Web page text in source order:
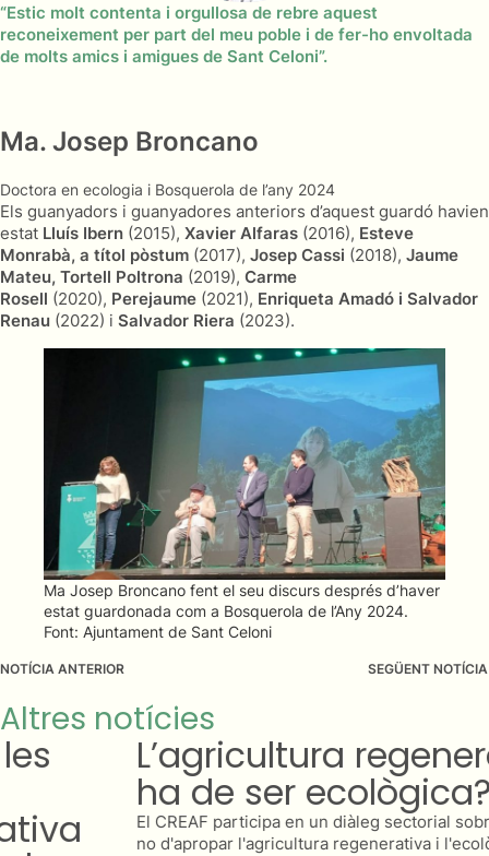
“Estic molt contenta i orgullosa de rebre aquest
reconeixement per part del meu poble i de fer-ho envoltada
de molts amics i amigues de Sant Celoni”.
Ma. Josep Broncano
Doctora en ecologia i Bosquerola de l’any 2024
Els guanyadors i guanyadores anteriors d’aquest guardó havien
estat Lluís Ibern (2015), Xavier Alfaras (2016), Esteve
Monrabà, a títol pòstum (2017), Josep Cassi (2018), Jaume
Mateu, Tortell Poltrona (2019), Carme
Rosell (2020), Perejaume (2021), Enriqueta Amadó i Salvador
Renau (2022) i Salvador Riera (2023).
Ma Josep Broncano fent el seu discurs després d’haver
estat guardonada com a Bosquerola de l’Any 2024.
Font: Ajuntament de Sant Celoni
NOTÍCIA ANTERIOR SEGÜENT NOTÍCIA
Altres notícies
L’agricultura regenerativa
ha de ser ecològica?
El CREAF participa en un diàleg sectorial sobre la necessitat o
no d'apropar l'agricultura regenerativa i l'ecològica.